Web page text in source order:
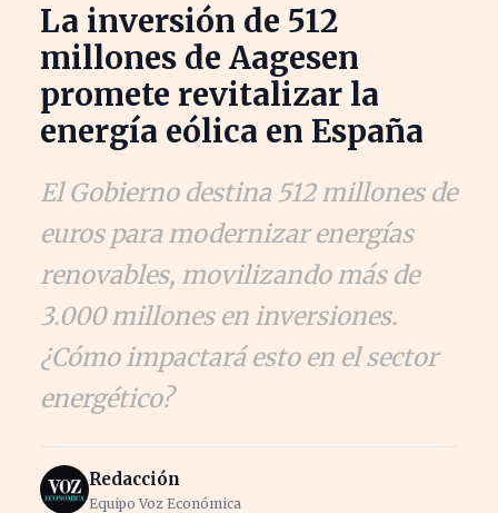
La inversión de 512
millones de Aagesen
promete revitalizar la
energía eólica en España
El Gobierno destina 512 millones de
euros para modernizar energías
renovables, movilizando más de
3.000 millones en inversiones.
¿Cómo impactará esto en el sector
energético?
Redacción
Equipo Voz Económica